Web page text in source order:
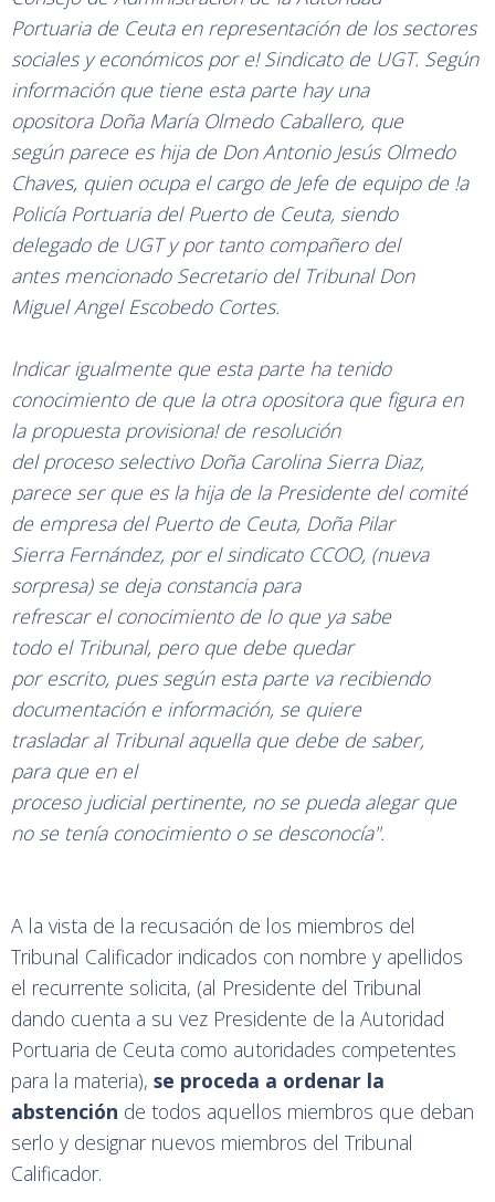
Consejo
de Administración
la Autoridad
Portuaria de
Ceuta representación de lossectores
sociales y económicos por e! Sindicato
UGT. Según
información que tiene esta parte hay
opositora
Doña María Olmedo Caballero, que
según parece hija de
Antonio Jesús Olmedo
Chaves, quien ocupa el
cargo deJefe de equipo de
Policía Portuaria del Puerto de
Ceuta, siendo
delegado de
UGTypor tanto compañero del
antes mencionado Secretario
Miguel Angel
lndicar igualmente que esta parteha
conocimiento de
que Ia otra opositora que figura en
la propuesta provisiona!
de
resolución
del proceso
selectivoDoña Carolina Sierra Diaz,
parece ser que es la hija de la Presidentedel comité
de empresa del Puerto de
Ceuta, Doña Pilar
Sierra Fernández, por el sindicato CCOO, (
sorpresa)
se deja constancia para
refrescar el conocimiento de lo queya sabe
Tribunal, pero que debe quedar
por
escrito, pues según esta parte va
documentación
información,
quiere
Tribunal aquella que
saber,
para
que en el
proceso judicial pertinente, se pueda alegar
que
A la vista de la recusación de los miembros del
Tribunal Calificador indicados con nombre y apellidos
el recurrente solicita, (al Presidente del Tribunal
dando cuenta a su vez Presidente de la Autoridad
Portuaria de Ceuta como autoridades competentes
para la materia), se proceda a ordenar la
abstención
de todos aquellos miembros que deban
serlo y designar nuevos miembros del Tribunal